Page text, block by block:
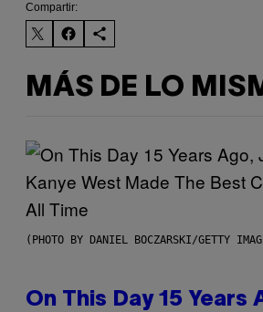
Compartir:
MÁS DE LO
(PHOTO BY DANIEL BOCZARSKI/GETTY
On This Day 15 Years